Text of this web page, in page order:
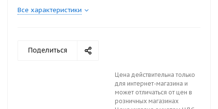
Все характеристики
Поделиться
Цена действительна только
для интернет-магазина и
может отличаться от цен в
розничных магазинах